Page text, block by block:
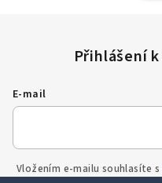
E-mail
Vložením e-mailu souhlasíte s